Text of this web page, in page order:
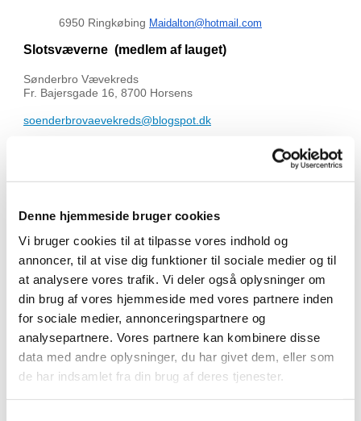
Denne hjemmeside bruger cookies
Vi bruger cookies til at tilpasse vores indhold og
annoncer, til at vise dig funktioner til sociale medier og til
at analysere vores trafik. Vi deler også oplysninger om
din brug af vores hjemmeside med vores partnere inden
for sociale medier, annonceringspartnere og
analysepartnere. Vores partnere kan kombinere disse
data med andre oplysninger, du har givet dem, eller som
de har indsamlet fra din brug af deres tjenester.
6950 Ringkøbing Maidalton@hotmail.com
Slotsvæverne (medlem af lauget)
Sønderbro Vævekreds
Fr. Bajersgade 16, 8700 Horsens
soenderbrovaevekreds@blogspot.dk
(medlem af lauget)
runeager@stofanet.dk
ndboldal
Østjysk Tekstilkreds (medlem af lauget)
www.oestjysktekstilkreds.dk
Lise Andersen
Klintevej 13 A, 8240 Risskov
8617 5802
Fyns Væve- og Textilkreds ( medlem af Lauget )